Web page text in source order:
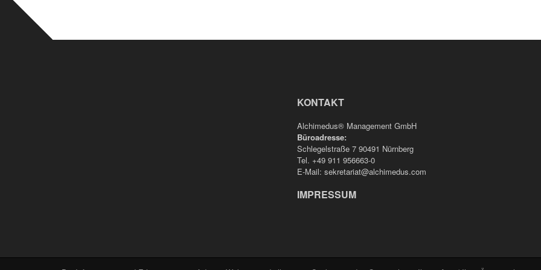
KONTAKT
Alchimedus® Management GmbH
Büroadresse:
Schlegelstraße 7 90491 Nürnberg
Tel. +49 911 956663-0
E-Mail: sekretariat@alchimedus.com
IMPRESSUM